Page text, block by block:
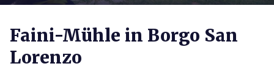
Faini-Mühle in Borgo San
Lorenzo